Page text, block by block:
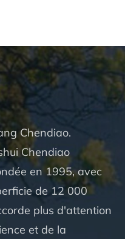
Chendiao.
Chendiao
en 1995, avec
de 12 000
plus d'attention
et de la